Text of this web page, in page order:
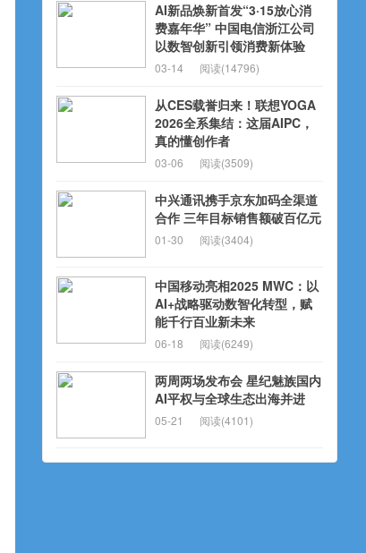
AI新品焕新首发“3·15放心消
费嘉年华” 中国电信浙江公司
以数智创新引领消费新体验
03-14 阅读(14796)
从CES载誉归来！联想YOGA
2026全系集结：这届AIPC，
真的懂创作者
03-06 阅读(3509)
中兴通讯携手京东加码全渠道
合作 三年目标销售额破百亿元
01-30 阅读(3404)
中国移动亮相2025 MWC：以
AI+战略驱动数智化转型，赋
能千行百业新未来
06-18 阅读(6249)
两周两场发布会 星纪魅族国内
AI平权与全球生态出海并进
05-21 阅读(4101)